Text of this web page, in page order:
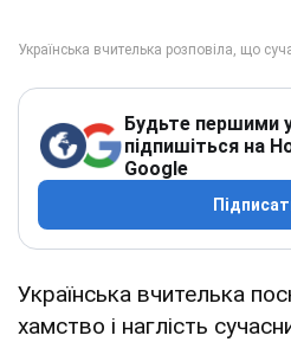
Будьте першими
підпишіться на
Google
Українська вчителька
хамство і наглість